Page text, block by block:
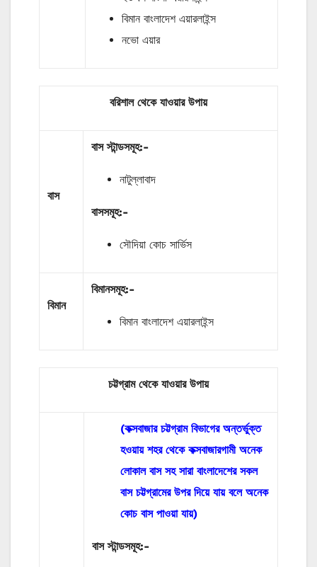
বিমান বাংলাদেশ এয়ারলাইন্স
নভো এয়ার
বরিশাল থেকে যাওয়ার উপায়
বাস
বাস স্টান্ডসমূহ:-
নাটুল্লাবাদ
বাসসমূহ:-
সৌদিয়া কোচ সার্ভিস
বিমান
বিমানসমূহ:-
বিমান বাংলাদেশ এয়ারলাইন্স
চট্টগ্রাম থেকে যাওয়ার উপায়
(কক্সবাজার চট্টগ্রাম বিভাগের অন্তর্ভুক্ত
হওয়ায় শহর থেকে কক্সবাজারগামী অনেক
লোকাল বাস সহ সারা বাংলাদেশের সকল
বাস চট্টগ্রামের উপর দিয়ে যায় বলে অনেক
কোচ বাস পাওয়া যায়)
বাস স্টান্ডসমূহ:-